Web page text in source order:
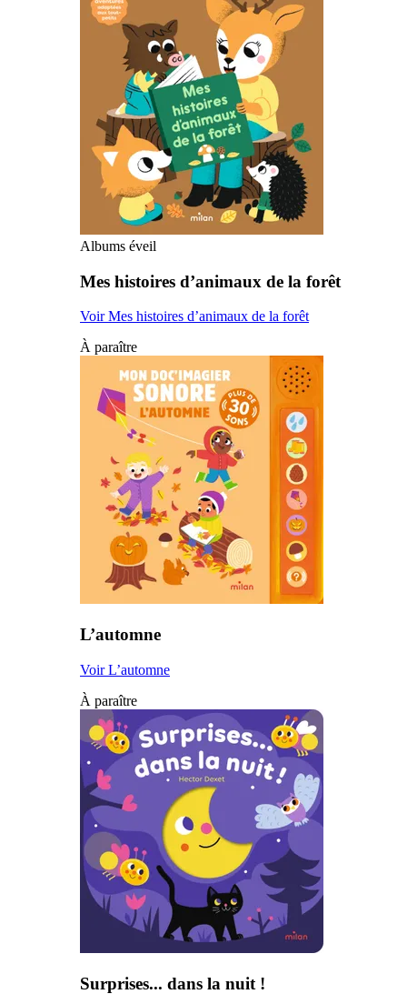
Albums éveil
Mes histoires d’animaux de la forêt
Voir Mes histoires d’animaux de la forêt
À paraître
L’automne
Voir L’automne
À paraître
Surprises... dans la nuit !